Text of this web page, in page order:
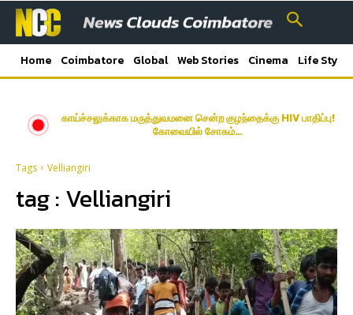
Home Coimbatore Global Web Stories Cinema Life Style
காய்ச்சலுக்காக மருத்துவமனை சென்ற குழந்தைக்கு HIV பாதிப்பு!
கோவையில் சோகம்…
Tags Velliangiri
tag : Velliangiri